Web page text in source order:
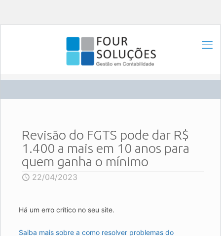
Revisão do FGTS pode dar R$
1.400 a mais em 10 anos para
quem ganha o mínimo
22/04/2023
Há um erro crítico no seu site.
Saiba mais sobre a como resolver problemas do